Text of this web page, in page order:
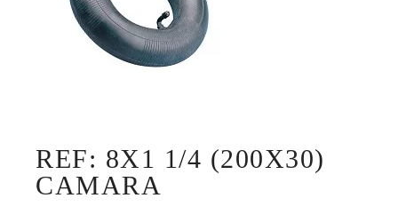
REF: 8X1 1/4 (200X30)
CAMARA